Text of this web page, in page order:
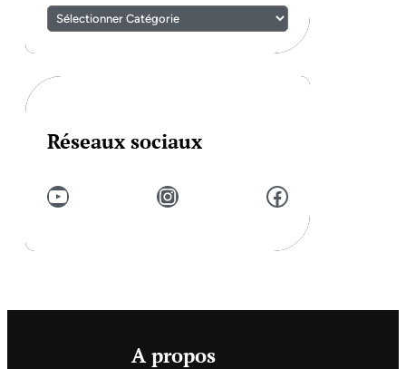
Réseaux sociaux
YouTube Instagram Facebook
A propos